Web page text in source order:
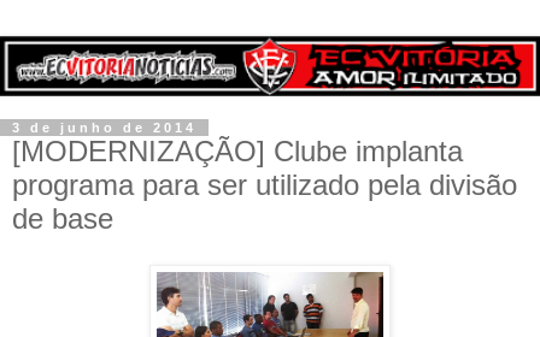
3 de junho de 2014
[MODERNIZAÇÃO] Clube implanta
programa para ser utilizado pela divisão
de base